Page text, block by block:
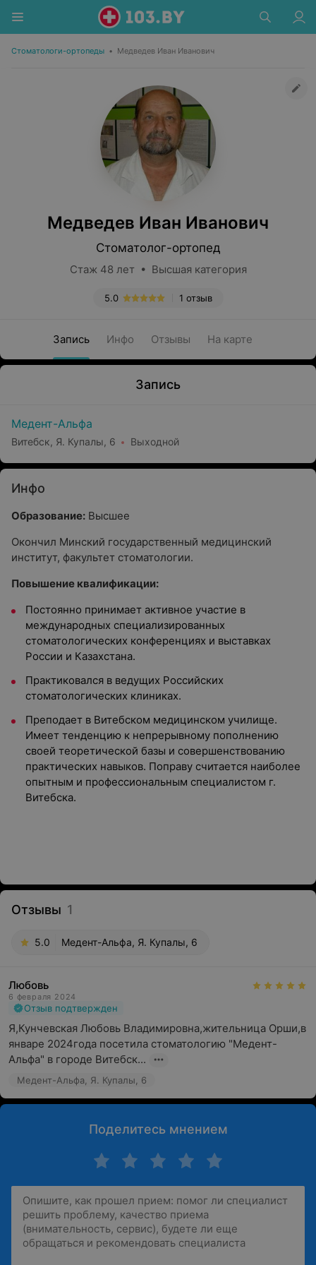
Стоматологи-ортопеды • Медведев Иван Иванович
Медведев Иван Иванович
Стоматолог-ортопед
Стаж 48 лет • Высшая категория
1 отзыв
5.0
Запись Инфо Отзывы На карте
Запись
Медент-Альфа
Витебск, Я. Купалы, 6 Выходной
Инфо
Образование: Высшее
Окончил Минский государственный медицинский
институт, факультет стоматологии.
Повышение квалификации:
Постоянно принимает активное участие в
международных специализированных
стоматологических конференциях и выставках
России и Казахстана.
Практиковался в ведущих Российских
стоматологических клиниках.
Преподает в Витебском медицинском училище.
Имеет тенденцию к непрерывному пополнению
своей теоретической базы и совершенствованию
практических навыков. Поправу считается наиболее
опытным и профессиональным специалистом г.
Витебска.
Отзывы 1
5.0 Медент-Альфа, Я. Купалы, 6
Любовь
6 февраля 2024
Отзыв подтвержден
Я,Кунчевская Любовь Владимировна,жительница Орши,в
январе 2024года посетила стоматологию "Медент-
Альфа" в городе Витебск...
Медент-Альфа, Я. Купалы, 6
Поделитесь мнением